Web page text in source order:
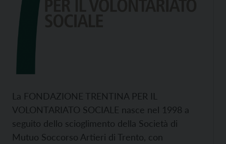
La FONDAZIONE TRENTINA PER IL
VOLONTARIATO SOCIALE nasce nel 1998 a
seguito dello scioglimento della Società di
Mutuo Soccorso Artieri di Trento, con